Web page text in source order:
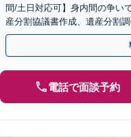
間/土日対応可】身内間の争い
産分割協議書作成、遺産分割
物に税理士・社会保険労務士
電話で面談予約